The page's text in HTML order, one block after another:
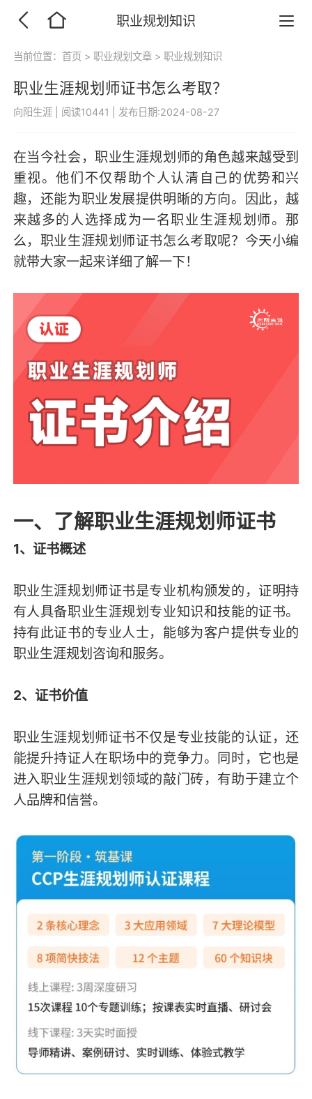
职业规划知识
当前位置：首页 > 职业规划文章 > 职业规划知识
职业生涯规划师证书怎么考取？
向阳生涯 阅读10441 发布日期:2024-08-27
在当今社会，职业生涯规划师的角色越来越受到
重视。他们不仅帮助个人认清自己的优势和兴
趣，还能为职业发展提供明晰的方向。因此，越
来越多的人选择成为一名职业生涯规划师。那
么，职业生涯规划师证书怎么考取呢？今天小编
就带大家一起来详细了解一下！
一、了解职业生涯规划师证书
1、证书概述
职业生涯规划师证书是专业机构颁发的，证明持
有人具备职业生涯规划专业知识和技能的证书。
持有此证书的专业人士，能够为客户提供专业的
职业生涯规划咨询和服务。
2、证书价值
职业生涯规划师证书不仅是专业技能的认证，还
能提升持证人在职场中的竞争力。同时，它也是
进入职业生涯规划领域的敲门砖，有助于建立个
人品牌和信誉。